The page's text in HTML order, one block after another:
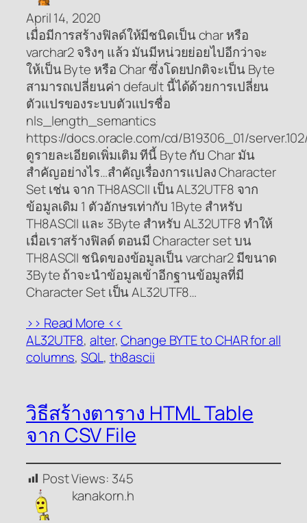
April 14, 2020
เมื่อมีการสร้างฟิลด์ให้มีชนิดเป็น char หรือ
varchar2 จริงๆ แล้ว มันมีหน่วยย่อยไปอีกว่าจะ
ให้เป็น Byte หรือ Char ซึ่งโดยปกติจะเป็น Byte
สามารถเปลี่ยนค่า default นี้ได้ด้วยการเปลี่ยน
ตัวแปรของระบบตัวแปรชื่อ
nls_length_semantics
https://docs.oracle.com/cd/B19306_01/
ดูรายละเอียดเพิ่มเติม ทีนี้ Byte กับ Char มัน
สำคัญอย่างไร…สำคัญเรื่องการแปลง Character
Set เช่น จาก TH8ASCII เป็น AL32UTF8 จาก
ข้อมูลเดิม 1 ตัวอักษรเท่ากับ 1Byte สำหรับ
TH8ASCII และ 3Byte สำหรับ AL32UTF8 ทำให้
เมื่อเราสร้างฟิลด์ ตอนมี Character set บน
TH8ASCII ชนิดของข้อมูลเป็น varchar2 มีขนาด
3Byte ถ้าจะนำข้อมูลเข้าอีกฐานข้อมูลที่มี
Character Set เป็น AL32UTF8…
>> Read More <<
AL32UTF8, alter, Change BYTE to CHAR for all
columns, SQL, th8ascii
วิธีสร้างตาราง HTML Table
จาก CSV File
Post Views: 345
kanakorn.h